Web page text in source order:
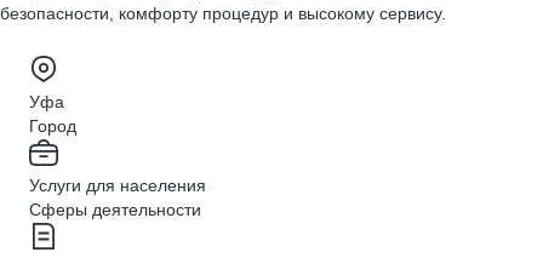
безопасности, комфорту процедур и высокому сервису.
Уфа
Город
Услуги для населения
Сферы деятельности